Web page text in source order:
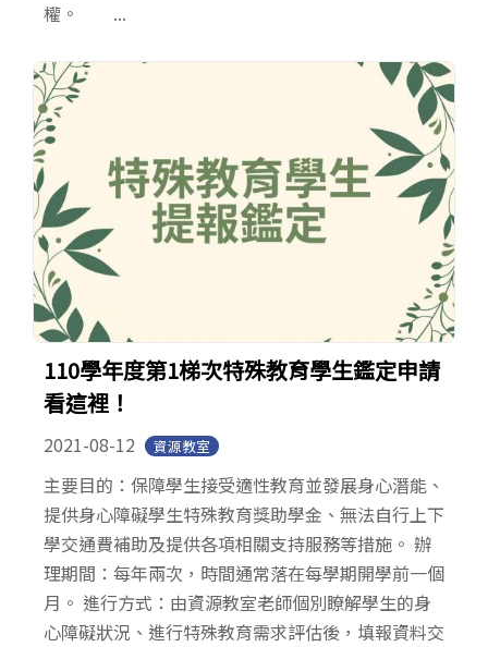
權。 ...
110學年度第1梯次特殊教育學生鑑定申請
看這裡！
2021-08-12 資源教室
主要目的：保障學生接受適性教育並發展身心潛能、
提供身心障礙學生特殊教育獎助學金、無法自行上下
學交通費補助及提供各項相關支持服務等措施。 辦
理期間：每年兩次，時間通常落在每學期開學前一個
月。 進行方式：由資源教室老師個別瞭解學生的身
心障礙狀況、進行特殊教育需求評估後，填報資料交